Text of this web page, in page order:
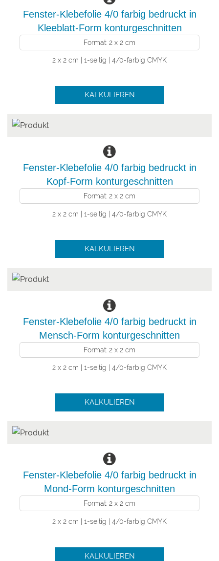
Fenster-Klebefolie 4/0 farbig bedruckt in
Kleeblatt-Form konturgeschnitten
Format: 2 x 2 cm
2 x 2 cm | 1-seitig | 4/0-farbig CMYK
KALKULIEREN
Fenster-Klebefolie 4/0 farbig bedruckt in
Kopf-Form konturgeschnitten
Format: 2 x 2 cm
2 x 2 cm | 1-seitig | 4/0-farbig CMYK
KALKULIEREN
Fenster-Klebefolie 4/0 farbig bedruckt in
Mensch-Form konturgeschnitten
Format: 2 x 2 cm
2 x 2 cm | 1-seitig | 4/0-farbig CMYK
KALKULIEREN
Fenster-Klebefolie 4/0 farbig bedruckt in
Mond-Form konturgeschnitten
Format: 2 x 2 cm
2 x 2 cm | 1-seitig | 4/0-farbig CMYK
KALKULIEREN